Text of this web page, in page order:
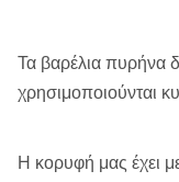
Τα βαρέλια πυρήνα
χρησιμοποιούνται
Η κορυφή μας έχει